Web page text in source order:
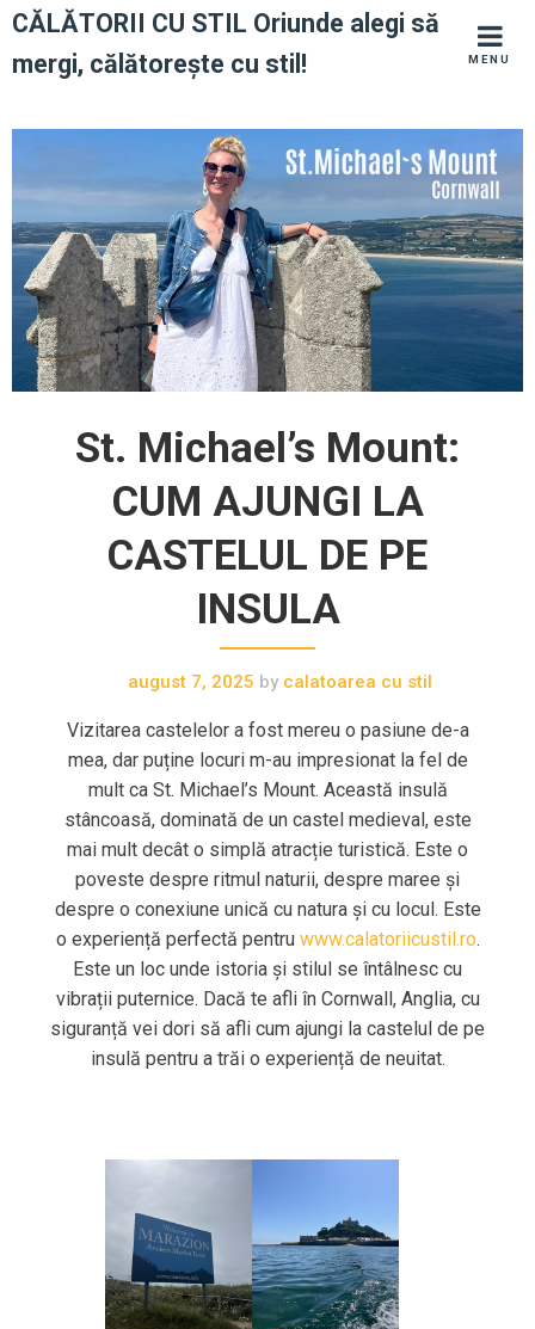
Skip
content
CĂLĂTORII CU STIL Oriunde alegi să
mergi, călătorește cu stil!
MENU
St. Michael’s Mount:
CUM AJUNGI LA
CASTELUL DE PE
INSULA
august 7, 2025 bycalatoarea cu stil
Vizitarea castelelor a fost mereu o pasiune de-a
mea, dar puține locuri m-au impresionat la fel de
mult ca St. Michael’s Mount. Această insulă
stâncoasă, dominată de un castel medieval, este
mai mult decât o simplă atracție turistică. Este o
poveste despre ritmul naturii, despre maree și
despre o conexiune unică cu natura și cu locul. Este
o experiență perfectă pentru www.calatoriicustil.ro.
Este un loc unde istoria și stilul se întâlnesc cu
vibrații puternice. Dacă te afli în Cornwall, Anglia, cu
siguranță vei dori să afli cum ajungi la castelul de pe
insulă pentru a trăi o experiență de neuitat.